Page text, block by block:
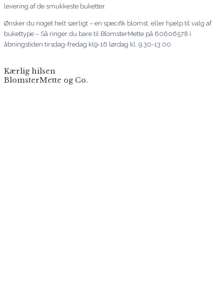
levering af de smukkeste buketter.
Ønsker du noget helt særligt – en specifik blomst, eller hjælp til valg af
bukettype – Så ringer du bare til BlomsterMette på 60606578 i
åbningstiden tirsdag-fredag kl9-16 lørdag kl. 9.30-13.00
Kærlig hilsen
BlomsterMette og Co.